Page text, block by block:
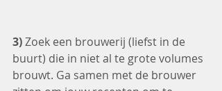
3) Zoek een brouwerij (liefst in de
buurt) die in niet al te grote volumes
brouwt. Ga samen met de brouwer